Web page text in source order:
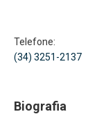
Telefone:
(34) 3251-2137
Biografia